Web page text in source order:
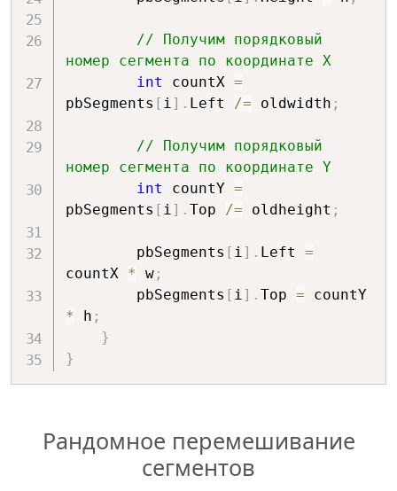
// Получим порядковый
номер сегмента по координате Х
int countX =
pbSegments [ i ] . Left /= oldwidth ;
// Получим порядковый
номер сегмента по координате Y
int countY =
pbSegments [ i ] . Top /= oldheight ;
        pbSegments
[ i ] . Left =
countX * w;
        pbSegments
[ i ] . Top =
countY
* h ;
}
}
Рандомное перемешивание
сегментов